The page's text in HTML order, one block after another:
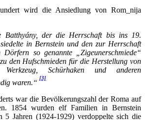
wird die Ansiedlung von Rom_nija
Batthyány, der die Herrschaft bis ins 19.
in Bernstein und den zur Herrschaft
Dörfern so genannte „Zigeunerschmiede“
den Hufschmieden für die Herstellung von
Schürhaken und anderen
waren.“
[3]
war die Bevölkerungszahl der Roma auf
1854 wurden elf Familien in Bernstein
5 Jahren (1924-1929) verdoppelte sich die